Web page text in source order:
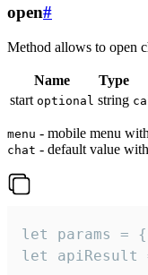
open#
Method allows to open
Name Type
start optional string
menu - mobile menu
chat - default value
let params
let apiResult